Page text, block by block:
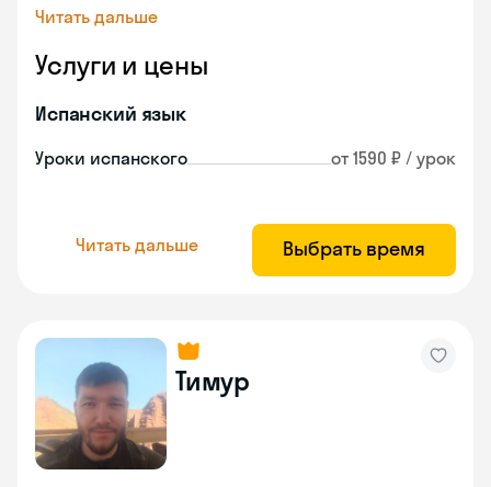
Читать дальше
Услуги и цены
Испанский язык
Уроки испанского от 1590 ₽ / урок
Читать дальше Выбрать время
Тимур